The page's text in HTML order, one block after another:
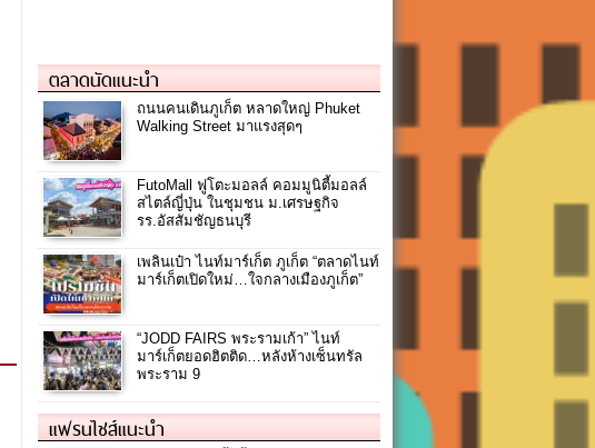
ตลาดนัดแนะนำ
ถนนคนเดินภูเก็ต หลาดใหญ่ Phuket
Walking Street มาแรงสุดๆ
FutoMall ฟูโตะมอลล์ คอมมูนิตี้มอลล์
สไตล์ญี่ปุ่น ในชุมชน ม.เศรษฐกิจ
รร.อัสสัมชัญธนบุรี
เพลินเป๋า ไนท์มาร์เก็ต ภูเก็ต “ตลาดไนท์
มาร์เก็ตเปิดใหม่…ใจกลางเมืองภูเก็ต”
“JODD FAIRS พระรามเก้า” ไนท์
มาร์เก็ตยอดฮิตติด…หลังห้างเซ็นทรัล
พระราม 9
แฟรนไชส์แนะนำ